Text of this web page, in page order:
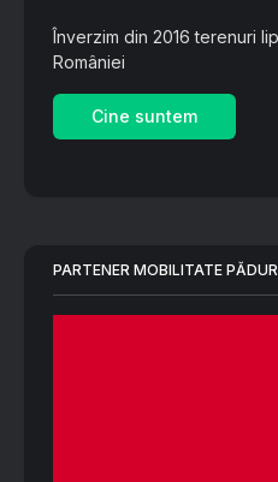
Înverzim din 2016 terenuri
României
Cine suntem
PARTENER MOBILITATE